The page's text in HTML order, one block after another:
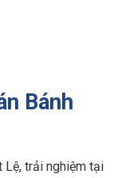
Bánh
Lệ, trải nghiệm tại